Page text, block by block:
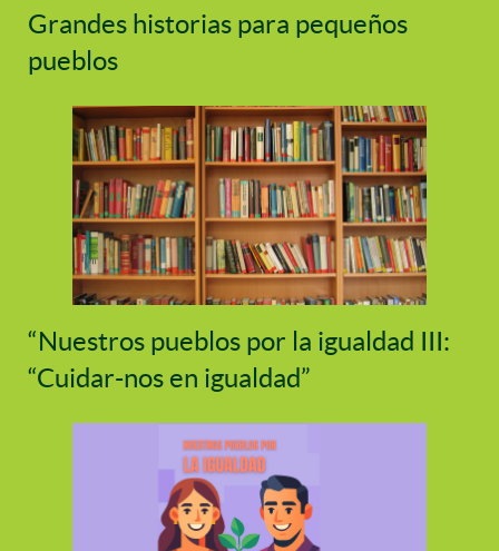
Grandes historias para pequeños
pueblos
“Nuestros pueblos por la igualdad III:
“Cuidar-nos en igualdad”